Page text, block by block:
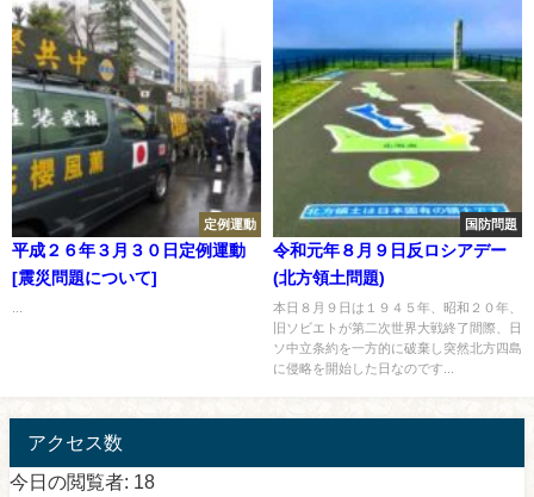
定例運動
平成２６年３月３０日定例運動
[震災問題について]
国防問題
令和元年８月９日反ロシアデー
(北方領土問題)
本日８月９日は１９４５年、昭和２０年、
旧ソビエトが第二次世界大戦終了間際、日
ソ中立条約を一方的に破棄し突然北方四島
に侵略を開始した日なのです...
アクセス数
今日の閲覧者: 18